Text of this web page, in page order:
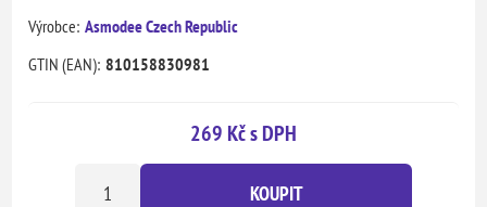
Výrobce: Asmodee Czech Republic
GTIN (EAN): 810158830981
269 Kč s DPH
KOUPIT